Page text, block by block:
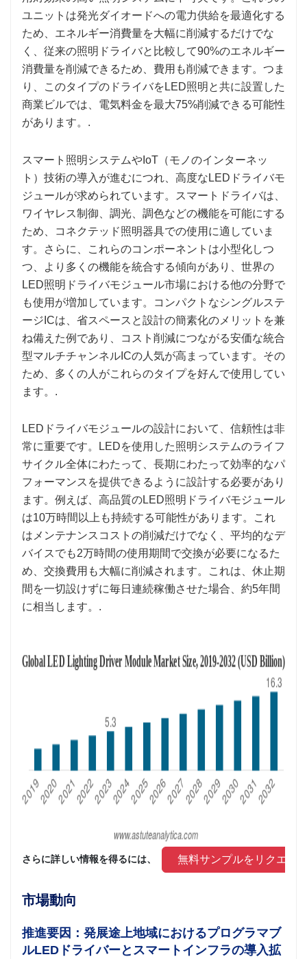
ユニットは発光ダイオードへの電力供給を最適化する
ため、エネルギー消費量を大幅に削減するだけでな
く、従来の照明ドライバと比較して90%のエネルギー
消費量を削減できるため、費用も削減できます。つま
り、このタイプのドライバをLED照明と共に設置した
商業ビルでは、電気料金を最大75%削減できる可能性
があります。.
スマート照明システムやIoT（モノのインターネッ
ト）技術の導入が進むにつれ、高度なLEDドライバモ
ジュールが求められています。スマートドライバは、
ワイヤレス制御、調光、調色などの機能を可能にする
ため、コネクテッド照明器具での使用に適していま
す。さらに、これらのコンポーネントは小型化しつ
つ、より多くの機能を統合する傾向があり、世界の
LED照明ドライバモジュール市場における他の分野で
も使用が増加しています。コンパクトなシングルステ
ージICは、省スペースと設計の簡素化のメリットを兼
ね備えた例であり、コスト削減につながる安価な統合
型マルチチャンネルICの人気が高まっています。その
ため、多くの人がこれらのタイプを好んで使用してい
ます。.
LEDドライバモジュールの設計において、信頼性は非
常に重要です。LEDを使用した照明システムのライフ
サイクル全体にわたって、長期にわたって効率的なパ
フォーマンスを提供できるように設計する必要があり
ます。例えば、高品質のLED照明ドライバモジュール
は10万時間以上も持続する可能性があります。これ
はメンテナンスコストの削減だけでなく、平均的なデ
バイスでも2万時間の使用期間で交換が必要になるた
め、交換費用も大幅に削減されます。これは、休止期
間を一切設けずに毎日連続稼働させた場合、約5年間
に相当します。.
さらに詳しい情報を得るには、 無料サンプルをリクエス
市場動向
推進要因：発展途上地域におけるプログラマブ
ルLEDドライバーとスマートインフラの導入拡